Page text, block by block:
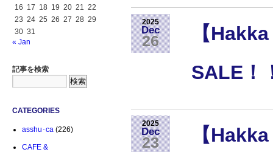
16 17 18 19 20 21 22
23 24 25 26 27 28 29
30 31
« Jan
記事を検索
CATEGORIES
asshu･ca (226)
CAFE &
2025
Dec
26
【
SALE！
2025
Dec
23 【